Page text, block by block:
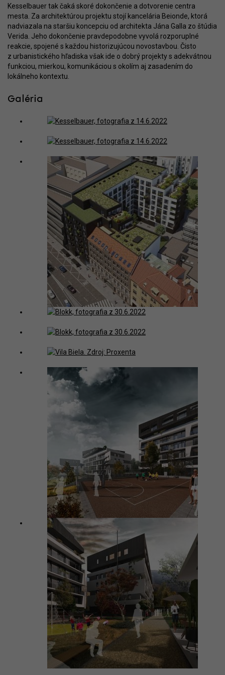
Kesselbauer tak čaká skoré dokončenie a dotvorenie centra
mesta. Za architektúrou projektu stojí kancelária Beionde, ktorá
nadviazala na staršiu koncepciu od architekta Jána Galla zo štúdia
Verida. Jeho dokončenie pravdepodobne vyvolá rozporuplné
reakcie, spojené s každou historizujúcou novostavbou. Čisto
z urbanistického hľadiska však ide o dobrý projekty s adekvátnou
funkciou, mierkou, komunikáciou s okolím aj zasadením do
lokálneho kontextu.
Galéria